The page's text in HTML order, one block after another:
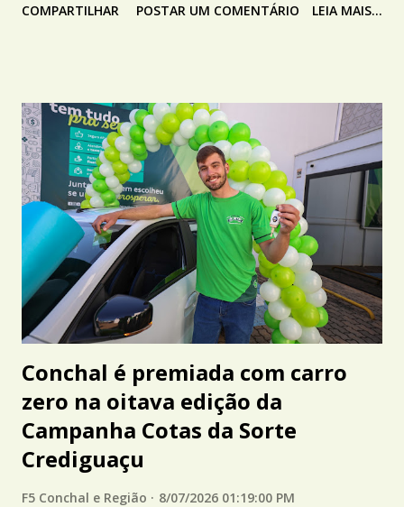
COMPARTILHAR POSTAR UM COMENTÁRIO LEIA MAIS...
Conchal é premiada com carro
zero na oitava edição da
Campanha Cotas da Sorte
Crediguaçu
F5 Conchal e Região 8/07/2026 01:19:00 PM